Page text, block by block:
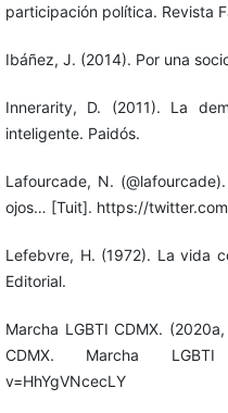
participación política. Revista
Ibáñez, J. (2014). Por una
Innerarity, D. (2011). La
inteligente. Paidós.
Lafourcade, N.
ojos… [Tuit]. https://
Lefebvre, H. (1972). La vida
Editorial.
Marcha LGBTI CDMX.
CDMX. Marcha LGBTI
v=HhYgVNcecLY